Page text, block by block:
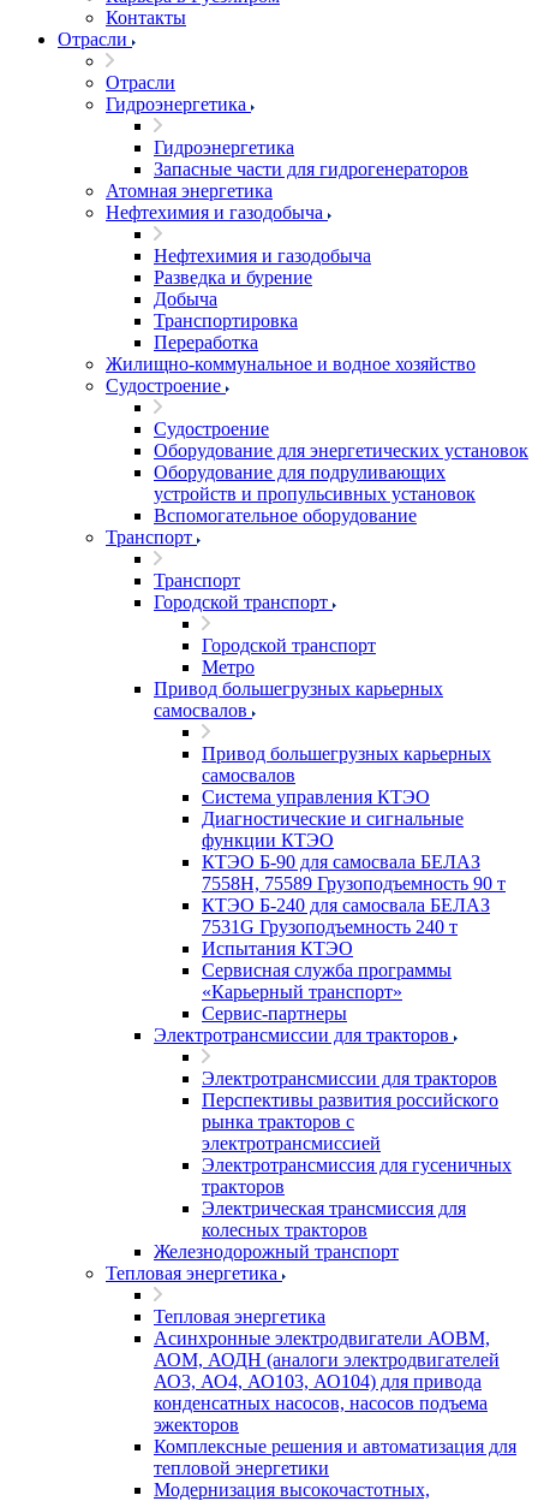
Контакты
Отрасли
Отрасли
Гидроэнергетика
Гидроэнергетика
Запасные части для гидрогенераторов
Атомная энергетика
Нефтехимия и газодобыча
Нефтехимия и газодобыча
Разведка и бурение
Добыча
Транспортировка
Переработка
Жилищно-коммунальное и водное хозяйство
Судостроение
Судостроение
Оборудование для энергетических установок
Оборудование для подруливающих
устройств и пропульсивных установок
Вспомогательное оборудование
Транспорт
Транспорт
Городской транспорт
Городской транспорт
Метро
Привод большегрузных карьерных
самосвалов
Привод большегрузных карьерных
самосвалов
Система управления КТЭО
Диагностические и сигнальные
функции КТЭО
КТЭО Б-90 для самосвала БЕЛАЗ
7558H, 75589 Грузоподъемность 90 т
КТЭО Б-240 для самосвала БЕЛАЗ
7531G Грузоподъемность 240 т
Испытания КТЭО
Сервисная служба программы
«Карьерный транспорт»
Сервис-партнеры
Электротрансмиссии для тракторов
Электротрансмиссии для тракторов
Перспективы развития российского
рынка тракторов с
электротрансмиссией
Электротрансмиссия для гусеничных
тракторов
Электрическая трансмиссия для
колесных тракторов
Железнодорожный транспорт
Тепловая энергетика
Тепловая энергетика
Асинхронные электродвигатели АОВМ,
АОМ, АОДН (аналоги электродвигателей
АО3, АО4, АО103, АО104) для привода
конденсатных насосов, насосов подъема
эжекторов
Комплексные решения и автоматизация для
тепловой энергетики
Модернизация высокочастотных,